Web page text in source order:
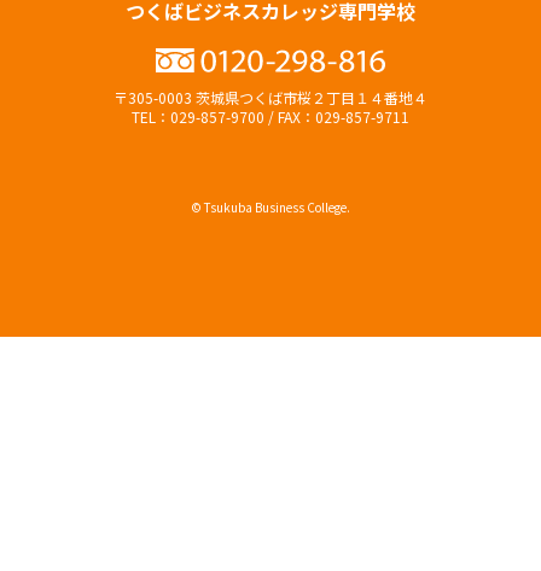
つくばビジネスカレッジ専門学校
〒305-0003 茨城県つくば市桜２丁目１４番地４
TEL：029-857-9700 / FAX：029-857-9711
© Tsukuba Business College.